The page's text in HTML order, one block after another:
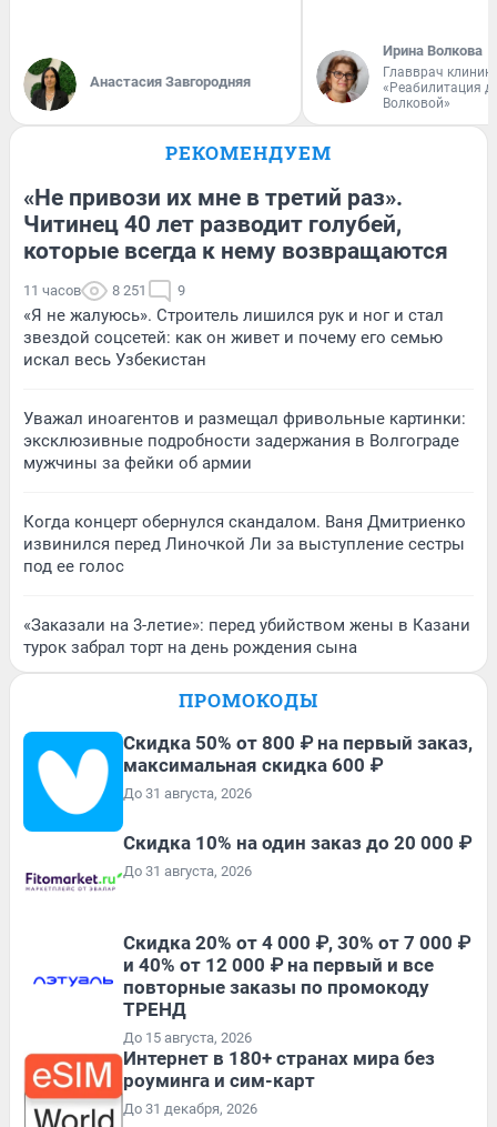
Анастасия Завгородняя
Ирина Волкова
Главврач
«Реабилитация
Волковой»
РЕКОМЕНДУЕМ
«Не привози их мне в третий раз».
Читинец 40 лет разводит голубей,
которые всегда к нему возвращаются
11 часов 8 251 9
«Я не жалуюсь». Строитель лишился рук и ног и стал
звездой соцсетей: как он живет и почему его семью
искал весь Узбекистан
Уважал иноагентов и размещал фривольные картинки:
эксклюзивные подробности задержания в Волгограде
мужчины за фейки об армии
Когда концерт обернулся скандалом. Ваня Дмитриенко
извинился перед Линочкой Ли за выступление сестры
под ее голос
«Заказали на 3-летие»: перед убийством жены в Казани
турок забрал торт на день рождения сына
ПРОМОКОДЫ
Скидка 50% от 800 ₽ на первый заказ,
максимальная скидка 600 ₽
До 31 августа, 2026
Скидка 10% на один заказ до 20 000 ₽
До 31 августа, 2026
Скидка 20% от 4 000 ₽, 30% от 7 000 ₽
и 40% от 12 000 ₽ на первый и все
повторные заказы по промокоду
ТРЕНД
До 15 августа, 2026
Интернет в 180+ странах мира без
роуминга и сим-карт
До 31 декабря, 2026